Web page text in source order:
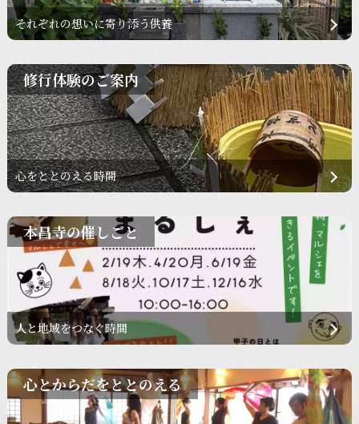
それぞれの想いに寄り添う供養
修行体験のご案内
心をととのえる時間
本昌寺の催しごと
人と地域をつなぐ時間
心とからだをととのえる